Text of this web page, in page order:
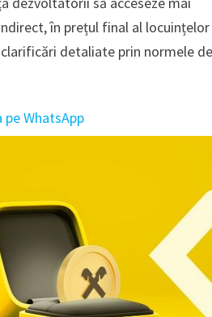
în prețul final al locuințelor
detaliate prin normele de
WhatsApp